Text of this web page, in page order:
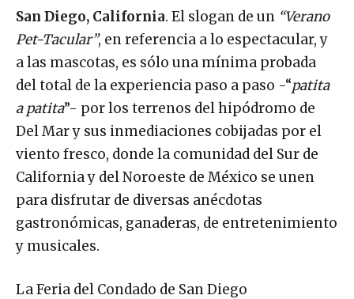
San Diego, California. El slogan de un “Verano
Pet-Tacular”, en referencia a lo espectacular, y
a las mascotas, es sólo una mínima probada
del total de la experiencia paso a paso -“patita
a patita”- por los terrenos del hipódromo de
Del Mar y sus inmediaciones cobijadas por el
viento fresco, donde la comunidad del Sur de
California y del Noroeste de México se unen
para disfrutar de diversas anécdotas
gastronómicas, ganaderas, de entretenimiento
y musicales.
La Feria del Condado de San Diego